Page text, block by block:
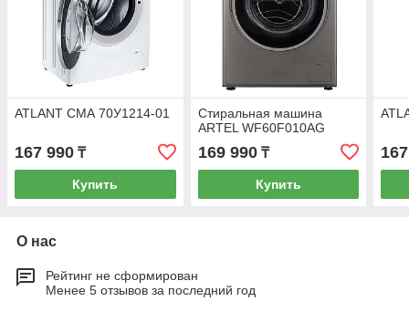
ATLANT СМА 70У1214-01
167 990 ₸
Купить
Стиральная машина
ARTEL WF60F010AG
169 990₸
Купить
О нас
Рейтинг не сформирован
Менее 5 отзывов за последний год